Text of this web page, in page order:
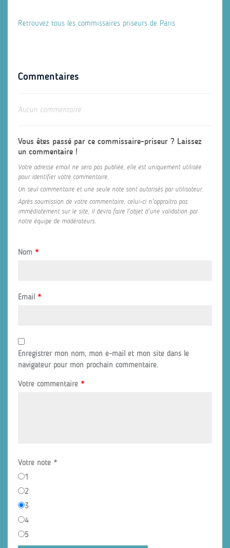
Retrouvez tous les commissaires priseurs de Paris
Commentaires
Aucun commentaire.
Vous êtes passé par ce commissaire-priseur ? Laissez
un commentaire !
Votre adresse email ne sera pas publiée, elle est uniquement utilisée
pour identifier votre commentaire.
Un seul commentaire et une seule note sont autorisés par utilisateur.
Après soumission de votre commentaire, celui-ci n'appraitra pas
immédiatement sur le site, il devra faire l'objet d'une validation par
notre équipe de modérateurs.
Nom *
Email *
Enregistrer mon nom, mon e-mail et mon site dans le
navigateur pour mon prochain commentaire.
Votre commentaire *
Votre note *
1
2
3
4
5